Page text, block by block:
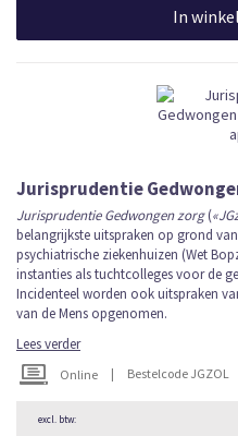
In
Jurisprudentie
Jurisprudentie Gedwongen zorg(
belangrijkste uitspraken op grond
psychiatrische ziekenhuizen (Wet
instanties als tuchtcolleges voor de
Incidenteel worden ook uitspraken
van de Mens opgenomen.
Lees verder
Online | Bestelcode JGZOL